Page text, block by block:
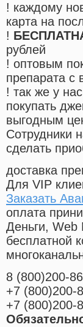
! каждому
карта на
!
рублей
! оптовым
препарата с
! так же у
покупать
выгодным
Cотрудники
сделать
доставка
Для VIP
Заказать
оплата
Деньги, Web
бесплатной
8 (800)200-
+7 (800)200-
+7 (800)200-